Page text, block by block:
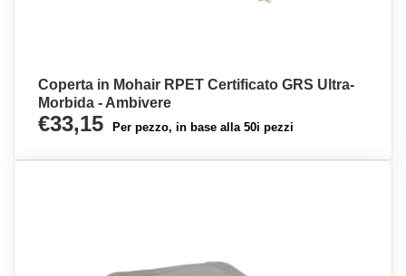
Coperta in Mohair RPET Certificato GRS Ultra-
Morbida - Ambivere
€33,15 Per pezzo, in base alla 50i pezzi